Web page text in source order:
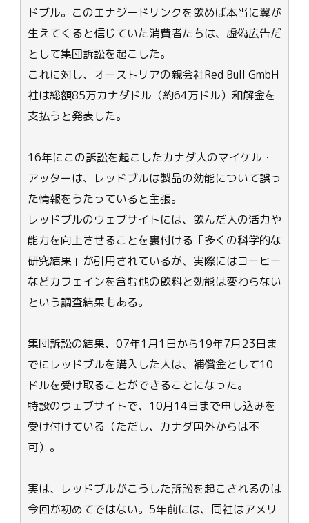
ドブル。このエナジードリンクを飲めば本当に翼が
生えてくると信じていた消費者たちは、虚偽広告だ
として集団訴訟を起こした。
これに対し、オーストリアの親会社Red Bull GmbH
社は総額85万カナダドル（約64万ドル）和解金を
支払うと発表した。
16年にこの訴訟を起こしたカナダ人のマイケル・
アッターは、レッドブルは製品の効能について誤っ
た情報をうたっていると主張。
レッドブルのウェブサイトには、飲んだ人の活力や
能力を向上させることを裏付ける「多くの科学的な
研究結果」が引用されているが、実際にはコーヒー
などカフェインを含む他の飲料と効能は変わらない
という調査結果もある。
集団訴訟の結果、07年1月1日から19年7月23日ま
でにレッドブルを購入した人は、補償金として10
ドルを受け取ることができることになった。
特設のウェブサイトで、10月14日まで申し込みを
受け付けている（ただし、カナダ国外からは不
可）。
実は、レッドブルがこうした訴訟を起こされるのは
今回が初めてではない。5年前には、同社はアメリ